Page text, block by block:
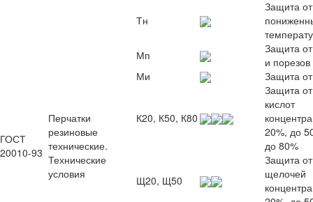
Тн
Защита от
Мп
Защита
и порезов
Ми
Защита
ГОСТ
20010-93
Перчатки
резиновые
технические.
Технические
условия
К20, К50, К80
Защита
кислот
20%, до
до 80%
Щ20, Щ50
Защита
щелочей